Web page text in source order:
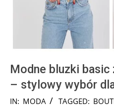
Modne bluzki basic
– stylowy wybór
2024-
IN: MODA TAGGED: